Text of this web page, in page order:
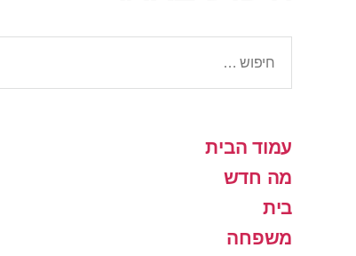
עמוד הבית
מה חדש
בית
משפחה